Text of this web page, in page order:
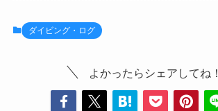
ダイビング・ログ
よかったらシェアしてね！